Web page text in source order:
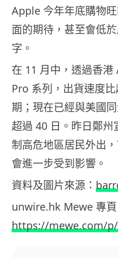
Apple 今年年底購物
面的期待，甚至會低
字。
在 11 月中，透過香
Pro 系列，出貨速度
期；現在已經與美國
超過 40 日。昨日鄭
制高危地區居民外出
會進一步受到影響。
資料及圖片來源：
unwire.hk Mewe 專頁
https://mewe.com/